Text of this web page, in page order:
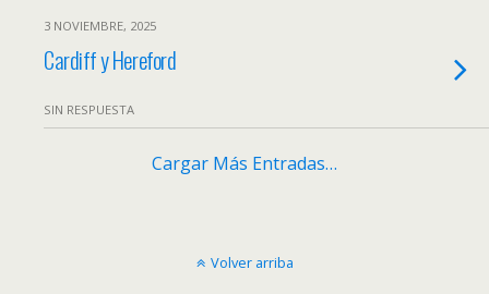
3 NOVIEMBRE, 2025
Cardiff y Hereford
SIN RESPUESTA
Cargar Más Entradas…
Volver arriba